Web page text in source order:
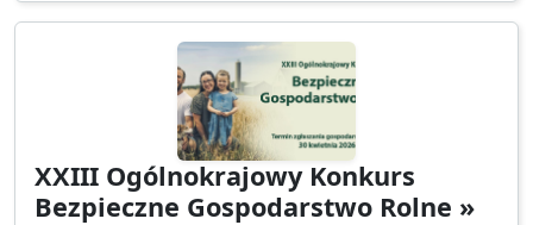
XXIII Ogólnokrajowy Konkurs
Bezpieczne Gospodarstwo Rolne »